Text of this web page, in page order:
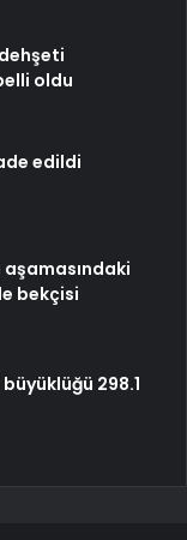
oldu
edildi
bekçisi
298.1